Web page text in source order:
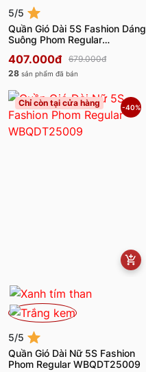
5/5
Quần Gió Dài 5S Fashion Dáng
Suông Phom Regular
407.000đ
679.000đ
28 sản phẩm đã bán
Chỉ còn tại cửa hàng -40%
5/5
Quần Gió Dài Nữ 5S Fashion
Phom Regular WBQDT25009